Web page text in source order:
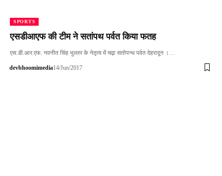
SPORTS
एसडीआएफ की टीम ने सतांपथ पर्वत किया फतह
एस.डी.आर.एफ. नवनीत सिंह भुल्लर के नेतृत्व में चढ़ा सतोपन्थ पर्वत देहरादून ।…
devbhoomimedia14/Jun/2017